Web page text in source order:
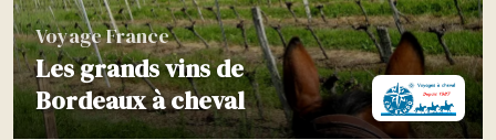
Voyage France
Les grands vins de
Bordeaux à cheval